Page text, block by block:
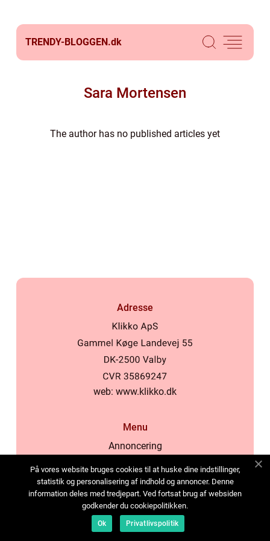
TRENDY-BLOGGEN.dk
Sara Mortensen
The author has no published articles yet
Adresse
web: www.klikko.dk
Menu
Annoncering
Cookies
Kontakt os
Sitemap
På vores website bruges cookies til at huske dine indstillinger,
statistik og personalisering af indhold og annoncer. Denne
information deles med tredjepart. Ved fortsat brug af websiden
godkender du cookiepolitikken.
Ok Privatlivspolitik